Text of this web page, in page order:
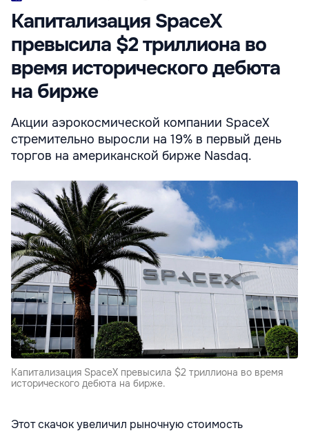
Капитализация SpaceX
превысила $2 триллиона во
время исторического дебюта
на бирже
Акции аэрокосмической компании SpaceX
стремительно выросли на 19% в первый день
торгов на американской бирже Nasdaq.
Капитализация SpaceX превысила $2 триллиона во время
исторического дебюта на бирже.
Этот скачок увеличил рыночную стоимость